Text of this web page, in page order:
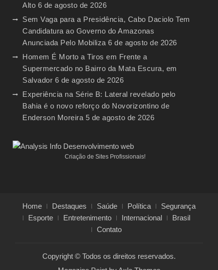
Alto 6 de agosto de 2026
Sem Vaga para a Presidência, Cabo Daciolo Tem
Candidatura ao Governo do Amazonas
Anunciada Pelo Mobiliza 6 de agosto de 2026
Homem É Morto a Tiros em Frente a
Supermercado no Bairro da Mata Escura, em
Salvador 6 de agosto de 2026
Experiência na Série B: Lateral revelado pelo
Bahia é o novo reforço do Novorizontino de
Enderson Moreira 5 de agosto de 2026
Criação de Sites Profissionais!
Home Destaques Saúde Política
Segurança
Esporte
Entretenimento Internacional
Brasil
Contato
Copyright © Todos os direitos reservados.